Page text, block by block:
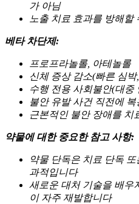
가 아님
노출 치료 효과를 방해할
베타 차단제:
프로프라놀롤, 아테놀롤
신체 증상 감소(빠른 심
수행 전용 사회불안(대중
불안 유발 사건 직전에 복
근본적인 불안 장애를 치
약물에 대한 중요한 참고 사항:
약물 단독은 치료 단독
과적입니다
새로운 대처 기술을 배우
이 자주 재발합니다